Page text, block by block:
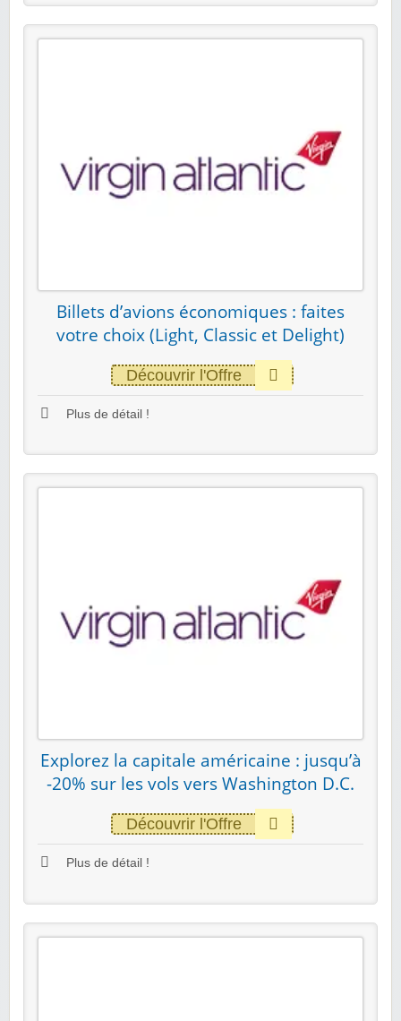
Billets d’avions économiques : faites
votre choix (Light, Classic et Delight)
Découvrir l'Offre
Plus de détail !
Explorez la capitale américaine : jusqu’à
-20% sur les vols vers Washington D.C.
Découvrir l'Offre
Plus de détail !